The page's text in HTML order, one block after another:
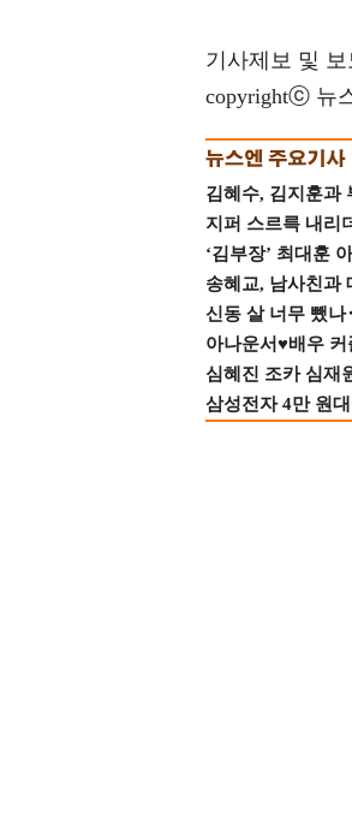
기사제보 및 보
copyrightⓒ 뉴
김혜수, 김지훈과
지퍼 스르륵 내리
‘김부장’ 최대훈
송혜교, 남사친과
신동 살 너무 뺐
아나운서♥배우
심혜진 조카 심재
삼성전자 4만 원